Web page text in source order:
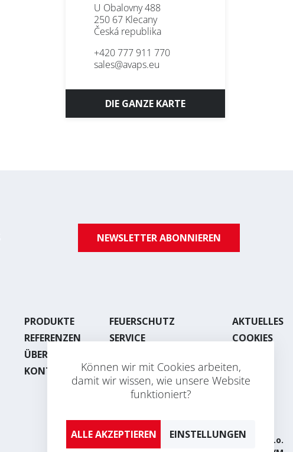
Können wir mit Cookies arbeiten,
damit wir wissen, wie unsere Website
funktioniert?
EINSTELLUNGEN
U Obalovny 488
250 67 Klecany
Česká republika
+420 777 911 770
sales@avaps.eu
DIE GANZE KARTE
NEWSLETTER ABONNIEREN
PRODUKTE
REFERENZEN
ÜBER UNS
KONTAKT
FEUERSCHUTZ
SERVICE
BLECHBEARBEITUNG
AKTUELLES
COOKIES
2026 © AVAPS s.r.o.